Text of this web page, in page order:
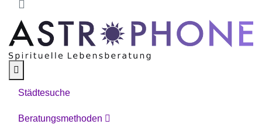
Städtesuche
Beratungsmethoden